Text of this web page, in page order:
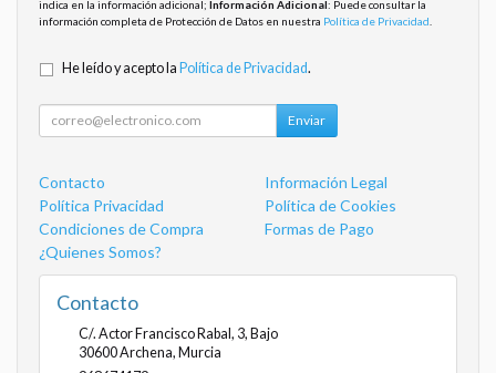
indica en la información adicional; Información Adicional: Puede consultar la
información completa de Protección de Datos en nuestra Política de Privacidad
He leído y acepto la Política de Privacidad.
Enviar
Contacto
Información Legal
Política Privacidad
Política de Cookies
Condiciones de Compra
Formas de Pago
¿Quienes Somos?
Contacto
C/. Actor Francisco Rabal, 3, Bajo
30600Archena, Murcia